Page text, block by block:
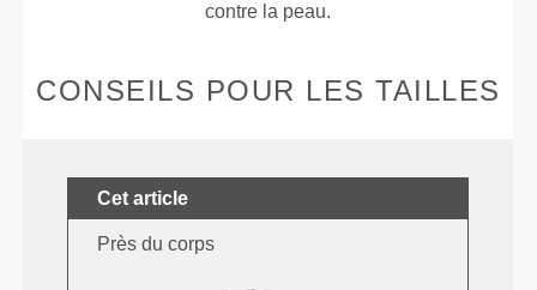
contre la peau.
CONSEILS POUR LES TAILLES
Cet article
Près du corps